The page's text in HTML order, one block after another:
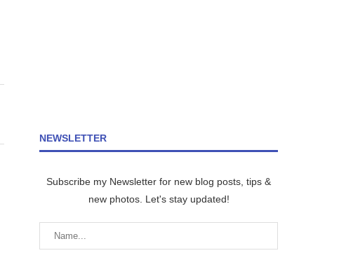
NEWSLETTER
Subscribe my Newsletter for new blog posts, tips &
new photos. Let's stay updated!